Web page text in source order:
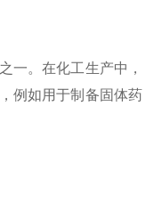
。在化工生产中，
例如用于制备固体药